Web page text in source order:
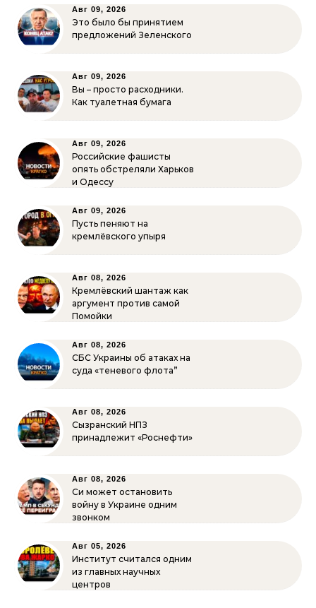
Авг 09, 2026
Это было бы принятием
предложений Зеленского
Авг 09, 2026
Вы – просто расходники.
Как туалетная бумага
Авг 09, 2026
Российские фашисты
опять обстреляли Харьков
и Одессу
Авг 09, 2026
Пусть пеняют на
кремлёвского упыря
Авг 08, 2026
Кремлёвский шантаж как
аргумент против самой
Помойки
Авг 08, 2026
СБС Украины об атаках на
суда «теневого флота”
Авг 08, 2026
Сызранский НПЗ
принадлежит «Роснефти»
Авг 08, 2026
Си может остановить
войну в Украине одним
звонком
Авг 05, 2026
Институт считался одним
из главных научных
центров